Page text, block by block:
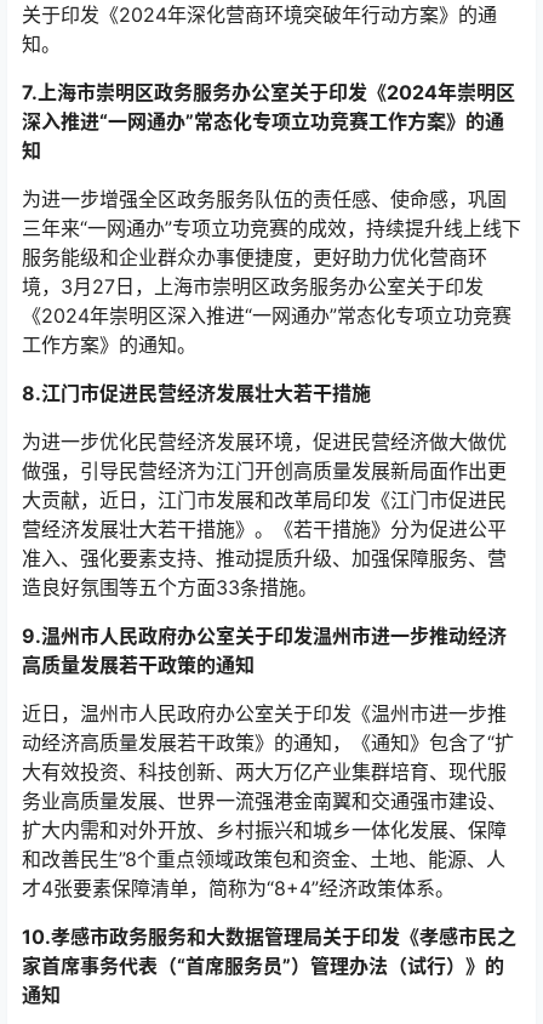
关于印发《2024年深化营商环境突破年行动方案》的通
知。
7.上海市崇明区政务服务办公室关于印发《2024年崇明区
深入推进“一网通办”常态化专项立功竞赛工作方案》的通
知
为进一步增强全区政务服务队伍的责任感、使命感，巩固
三年来“一网通办”专项立功竞赛的成效，持续提升线上线下
服务能级和企业群众办事便捷度，更好助力优化营商环
境，3月27日，上海市崇明区政务服务办公室关于印发
《2024年崇明区深入推进“一网通办”常态化专项立功竞赛
工作方案》的通知。
8.江门市促进民营经济发展壮大若干措施
为进一步优化民营经济发展环境，促进民营经济做大做优
做强，引导民营经济为江门开创高质量发展新局面作出更
大贡献，近日，江门市发展和改革局印发《江门市促进民
营经济发展壮大若干措施》。《若干措施》分为促进公平
准入、强化要素支持、推动提质升级、加强保障服务、营
造良好氛围等五个方面33条措施。
9.温州市人民政府办公室关于印发温州市进一步推动经济
高质量发展若干政策的通知
近日，温州市人民政府办公室关于印发《温州市进一步推
动经济高质量发展若干政策》的通知，《通知》包含了“扩
大有效投资、科技创新、两大万亿产业集群培育、现代服
务业高质量发展、世界一流强港金南翼和交通强市建设、
扩大内需和对外开放、乡村振兴和城乡一体化发展、保障
和改善民生”8个重点领域政策包和资金、土地、能源、人
才4张要素保障清单，简称为“8+4”经济政策体系。
10.孝感市政务服务和大数据管理局关于印发《孝感市民之
家首席事务代表（“首席服务员”）管理办法（试行）》的
通知